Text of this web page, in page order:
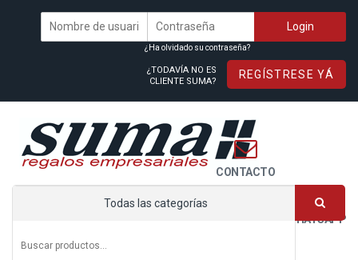
¿Ha olvidado su contraseña?
¿TODAVÍA NO ES
CLIENTE SUMA?
REGÍSTRESE YÁ
WHATSAPP
CONTACTO
Todas las categorías